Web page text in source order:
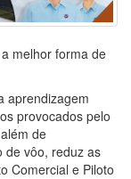
melhor forma de
aprendizagem
provocados pelo
de
de vôo, reduz as
Comercial e Piloto